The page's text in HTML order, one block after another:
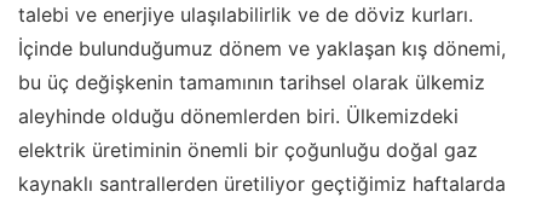
talebi ve enerjiye ulaşılabilirlik ve de döviz kurları.
İçinde bulunduğumuz dönem ve yaklaşan kış dönemi,
bu üç değişkenin tamamının tarihsel olarak ülkemiz
aleyhinde olduğu dönemlerden biri. Ülkemizdeki
elektrik üretiminin önemli bir çoğunluğu doğal gaz
kaynaklı santrallerden üretiliyor geçtiğimiz haftalarda